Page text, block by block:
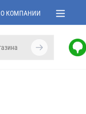
О КОМПАНИИ